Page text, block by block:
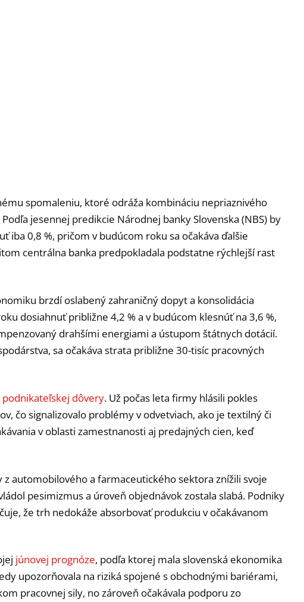
spomaleniu, ktoré odráža kombináciu nepriaznivého
jesennej predikcie Národnej banky Slovenska (NBS) by
iba 0,8 %, pričom v budúcom roku sa očakáva ďalšie
centrálna banka predpokladala podstatne rýchlejší rast
brzdí oslabený zahraničný dopyt a konsolidácia
dosiahnuť približne 4,2 % a v budúcom klesnúť na 3,6 %,
drahšími energiami a ústupom štátnych dotácií.
sa očakáva strata približne 30-tisíc pracovných
dôvery. Už počas leta firmy hlásili pokles
čo signalizovalo problémy v odvetviach, ako je textilný či
v oblasti zamestnanosti aj predajných cien, keď
z automobilového a farmaceutického sektora znížili svoje
pesimizmus a úroveň objednávok zostala slabá. Podniky
že trh nedokáže absorbovať produkciu v očakávanom
júnovej prognóze, podľa ktorej mala slovenská ekonomika
upozorňovala na riziká spojené s obchodnými bariérami,
pracovnej sily, no zároveň očakávala podporu zo